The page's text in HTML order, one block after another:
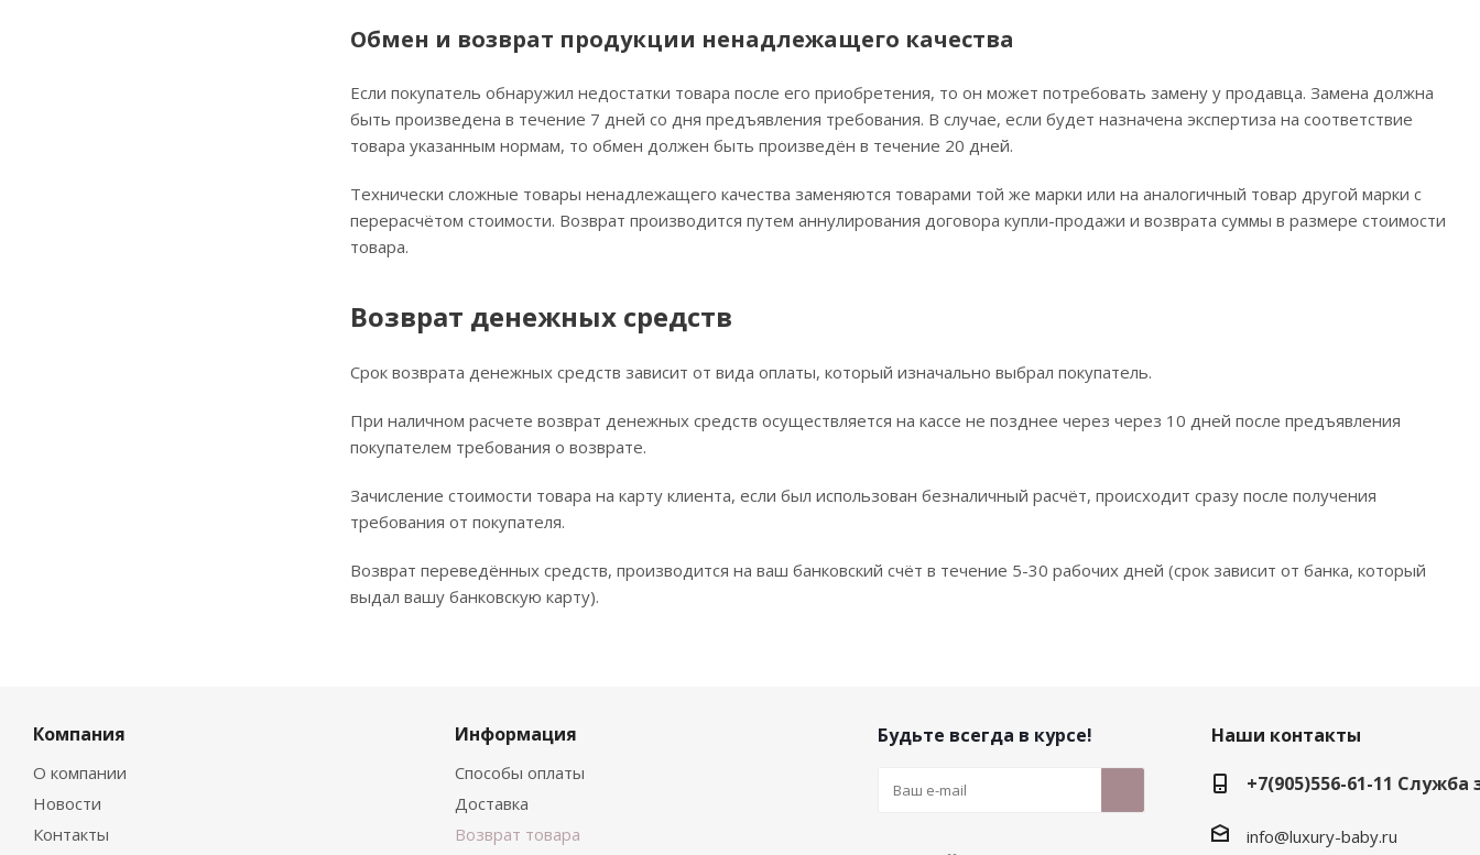
Обмен и возврат продукции ненадлежащего качества
Если покупатель обнаружил недостатки товара после его приобретения, то он может потребовать замену у продавца. Замена должна
быть произведена в течение 7 дней со дня предъявления требования. В случае, если будет назначена экспертиза на соответствие
товара указанным нормам, то обмен должен быть произведён в течение 20 дней.
Технически сложные товары ненадлежащего качества заменяются товарами той же марки или на аналогичный товар другой марки с
перерасчётом стоимости. Возврат производится путем аннулирования договора купли-продажи и возврата суммы в размере стоимости
товара.
Возврат денежных средств
Срок возврата денежных средств зависит от вида оплаты, который изначально выбрал покупатель.
При наличном расчете возврат денежных средств осуществляется на кассе не позднее через через 10 дней после предъявления
покупателем требования о возврате.
Зачисление стоимости товара на карту клиента, если был использован безналичный расчёт, происходит сразу после получения
требования от покупателя.
Возврат переведённых средств, производится на ваш банковский счёт в течение 5-30 рабочих дней (срок зависит от банка, который
выдал вашу банковскую карту).
Компания
О компании
Новости
Контакты
Информация
Способы оплаты
Доставка
Возврат товара
Будьте всегда в курсе!
Наши контакты
+7(905)556-61-11 Служба
info@luxury-baby.ru